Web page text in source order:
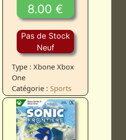
8.00 €
Pas de Stock
Neuf
Type : Xbone Xbox
One
Catégorie : Sports